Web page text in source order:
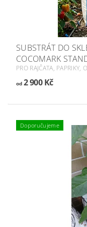
SUBSTRÁT DO
COCOMARK
PRO RAJČATA,
od2 900 Kč
Doporučujeme